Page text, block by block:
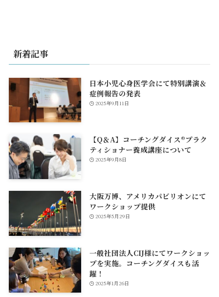
新着記事
日本小児心身医学会にて特別講演＆
症例報告の発表
2025年9月11日
【Q＆A】コーチングダイス®プラク
ティショナー養成講座について
2025年9月8日
大阪万博、アメリカパビリオンにて
ワークショップ提供
2025年5月29日
一般社団法人CIJ様にてワークショッ
プを実施。コーチングダイスも活
躍！
2025年1月26日